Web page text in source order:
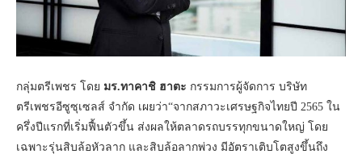
กลุ่มตรีเพชร โดย มร.ทาคาชิ ฮาตะ กรรมการผู้จัดการ บริษัท
ตรีเพชรอีซูซุเซลส์ จำกัด เผยว่า“จากสภาวะเศรษฐกิจไทยปี 2565 ใน
ครึ่งปีแรกที่เริ่มฟื้นตัวขึ้น ส่งผลให้ตลาดรถบรรทุกขนาดใหญ่ โดย
เฉพาะรุ่นสิบล้อหัวลาก และสิบล้อลากพ่วง มีอัตราเติบโตสูงขึ้นถึง